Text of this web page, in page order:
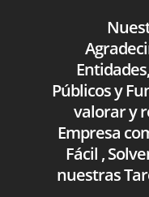
Públicos y
valorar y
Empresa
Fácil ,
nuestras